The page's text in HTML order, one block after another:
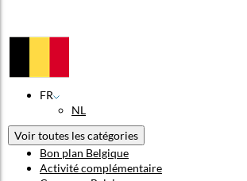
FR
NL
Voir toutes les catégories
Bon plan Belgique
Activité complémentaire